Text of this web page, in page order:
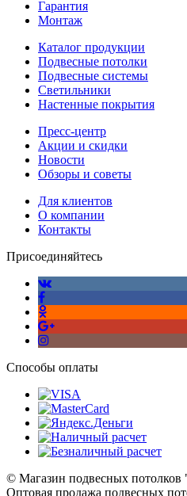
Гарантия
Монтаж
Каталог продукции
Подвесные потолки
Подвесные системы
Светильники
Настенные покрытия
Пресс-центр
Акции и скидки
Новости
Обзоры и советы
Для клиентов
О компании
Контакты
Присоединяйтесь
Способы оплаты
© Магазин подвесных
Оптовая продажа подвесных